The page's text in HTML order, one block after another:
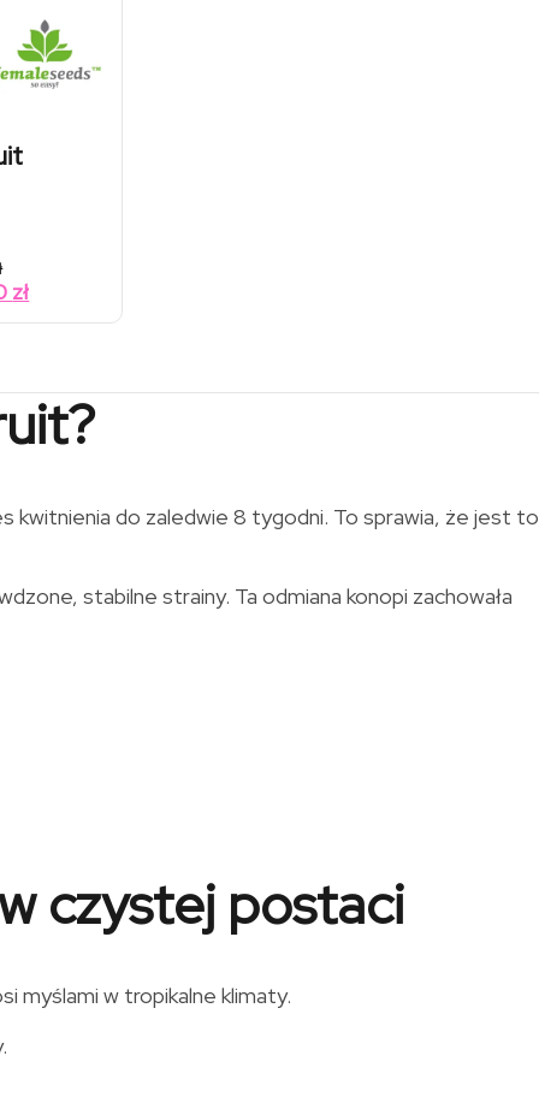
Zakres
cen:
od
89,00 zł
złZakres
cen:
do
151,90 zł
kwitnienia do zaledwie 8 tygodni. To sprawia, że jest to
stabilne strainy. Ta odmiana konopi zachowała
czystej postaci
myślami w tropikalne klimaty.